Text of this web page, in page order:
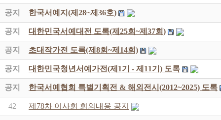
공지 한국서예지(제28~제36호)
공지 대한민국서예대전 도록(제25회~제37회)
공지 초대작가전 도록(제8회~제14회)
공지 대한민국청년서예가전(제1기 - 제11기) 도록
공지 한국서예협회 특별기획전 & 해외전시(2012~2025) 도록
42 제78차 이사회 회의내용 공지